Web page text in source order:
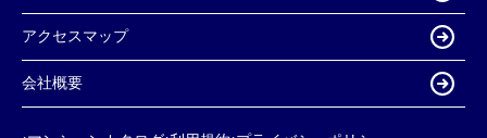
アクセスマップ
会社概要